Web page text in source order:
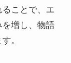
ことで、エ
を増し、物語
。